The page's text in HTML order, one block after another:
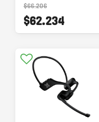
$66.206
$62.234